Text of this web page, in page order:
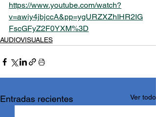
https://www.youtube.com/watch?
v=awiy4jbjccA&pp=ygURZXZhIHR2IG
FscGFyZ2F0YXM%3D
AUDIOVISUALES
Entradas recientes Ver todo